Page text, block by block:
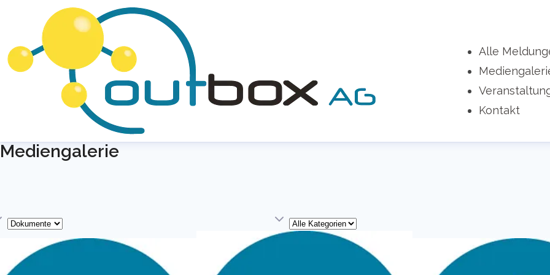
Alle
Kontakt
Mediengalerie
Kategorie